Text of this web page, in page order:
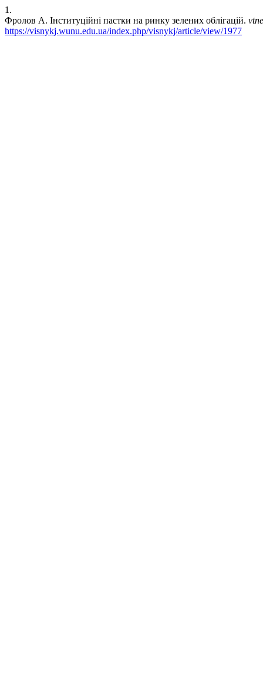
1.
Фролов А. Інституційні пастки на ринку зелених облігацій.
https://visnykj.wunu.edu.ua/index.php/visnykj/article/view/1977